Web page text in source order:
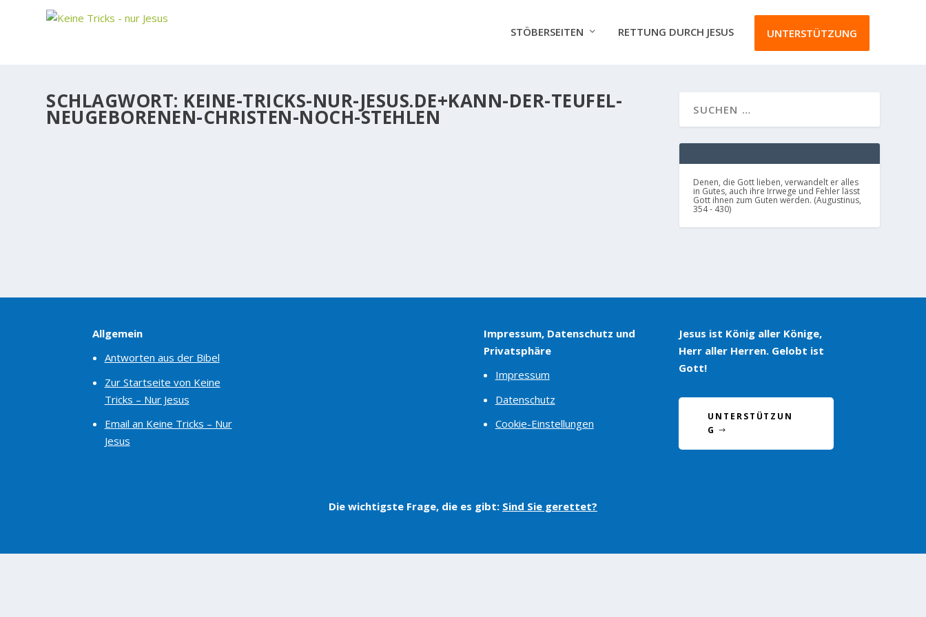
STÖBERSEITEN RETTUNG DURCH JESUS UNTERSTÜTZUNG
SCHLAGWORT: KEINE-TRICKS-NUR-JESUS.DE+KANN-DER-TEUFEL-
NEUGEBORENEN-CHRISTEN-NOCH-STEHLEN
Denen, die Gott lieben, verwandelt er alles
in Gutes, auch ihre Irrwege und Fehler lässt
Gott ihnen zum Guten werden. (Augustinus,
354 - 430)
Allgemein
Antworten aus der Bibel
Zur Startseite von Keine
Tricks – Nur Jesus
Email an Keine Tricks – Nur
Jesus
Impressum, Datenschutz und
Privatsphäre
Impressum
Datenschutz
Cookie-Einstellungen
Jesus ist König aller Könige,
Herr aller Herren. Gelobt ist
Gott!
UNTERSTÜTZUN
G
Die wichtigste Frage, die es gibt: Sind Sie gerettet?